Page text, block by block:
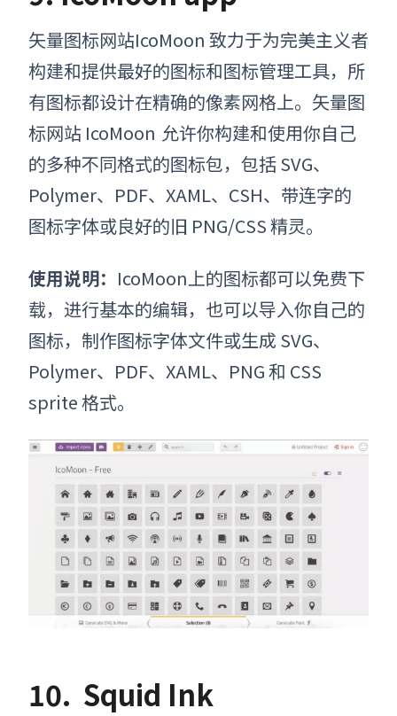
矢量图标网站IcoMoon 致力于为完美主义者
构建和提供最好的图标和图标管理工具，所
有图标都设计在精确的像素网格上。 矢量图
标网站 IcoMoon 允许你构建和使用你自己
的多种不同格式的图标包，包括 SVG、
Polymer、PDF、XAML、CSH、带连字的
图标字体或良好的旧 PNG/CSS 精灵。
使用说明： IcoMoon上的图标都可以免费下
载，进行基本的编辑，也可以导入你自己的
图标，制作图标字体文件或生成 SVG、
Polymer、PDF、XAML、PNG 和 CSS
sprite 格式。
10. Squid Ink